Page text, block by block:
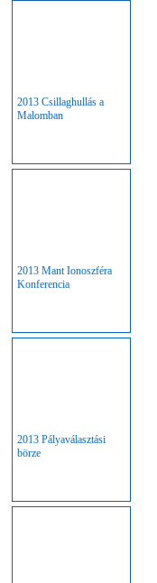
2013 Csillaghullás a
Malomban
2013 Mant Ionoszféra
Konferencia
2013 Pályaválasztási
börze